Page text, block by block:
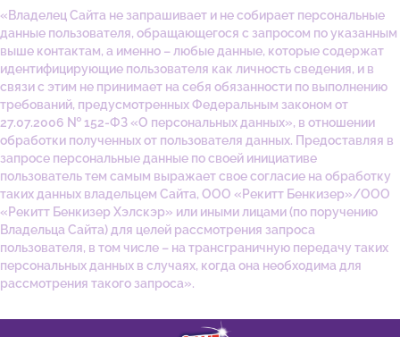
«Владелец Сайта не запрашивает и не собирает персональные
данные пользователя, обращающегося с запросом по указанным
выше контактам, а именно – любые данные, которые содержат
идентифицирующие пользователя как личность сведения, и в
связи с этим не принимает на себя обязанности по выполнению
требований, предусмотренных Федеральным законом от
27.07.2006 № 152-ФЗ «О персональных данных», в отношении
обработки полученных от пользователя данных. Предоставляя в
запросе персональные данные по своей инициативе
пользователь тем самым выражает свое согласие на обработку
таких данных владельцем Сайта, ООО «Рекитт Бенкизер»/ООО
«Рекитт Бенкизер Хэлскэр» или иными лицами (по поручению
Владельца Сайта) для целей рассмотрения запроса
пользователя, в том числе – на трансграничную передачу таких
персональных данных в случаях, когда она необходима для
рассмотрения такого запроса».